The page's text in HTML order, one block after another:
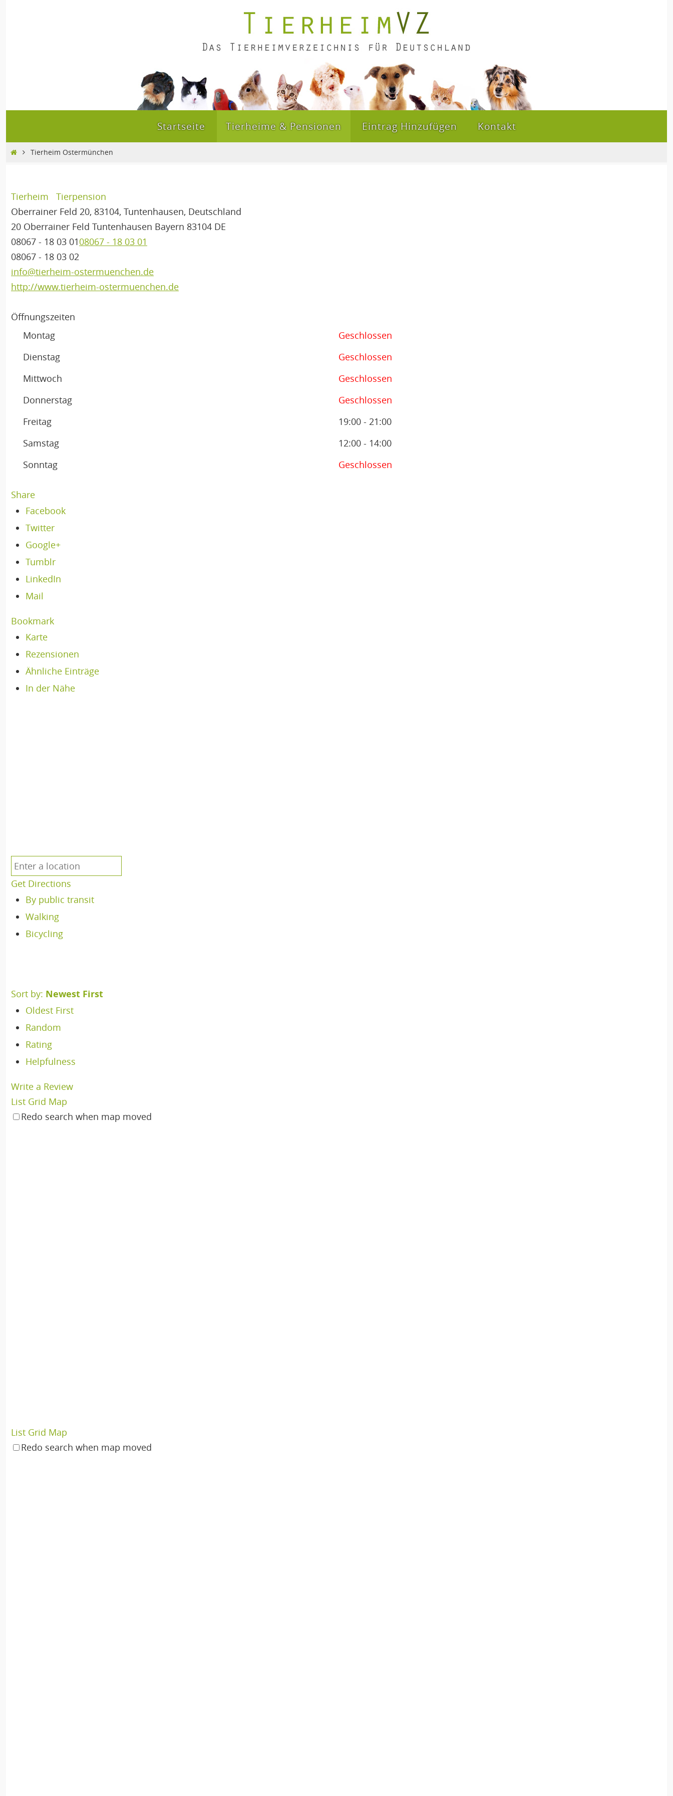
Startseite Tierheime & Pensionen Eintrag Hinzufügen Kontakt
HomeTierheim Ostermünchen
Tierheim
Tierpension
Oberrainer Feld 20, 83104, Tuntenhausen, Deutschland
20 Oberrainer Feld Tuntenhausen Bayern 83104 DE
08067 - 18 03 0108067 - 18 03 01
08067 - 18 03 02
info@tierheim-ostermuenchen.de
http://www.tierheim-ostermuenchen.de
Öffnungszeiten
Montag
Geschlossen
Dienstag
Geschlossen
Mittwoch
Geschlossen
Donnerstag
Geschlossen
Freitag
19:00 - 21:00
Samstag
12:00 - 14:00
Sonntag
Geschlossen
Share
Facebook
Twitter
Google+
Tumblr
LinkedIn
Mail
Bookmark
Karte
Rezensionen
Ähnliche Einträge
In der Nähe
Get Directions
By public transit
Walking
Bicycling
Sort by: Newest First
Oldest First
Random
Rating
Helpfulness
Write a Review
List Grid Map
Redo search when map moved
List Grid Map
Redo search when map moved